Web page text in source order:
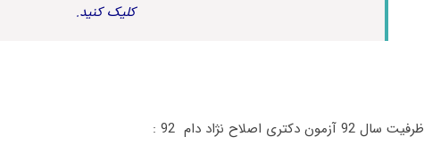
کلیک کنید.
ظرفیت سال 92 آزمون دکتری اصلاح نژاد دام 92 :